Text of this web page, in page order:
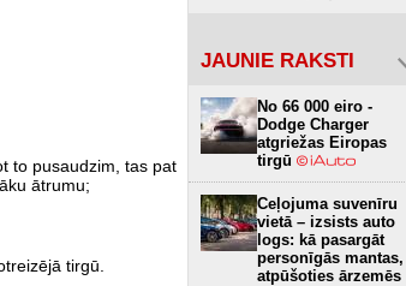
to pusaudzim, tas pat
ātrumu;
tirgū.
JAUNIE RAKSTI
No 66 000 eiro -
Dodge Charger
atgriežas Eiropas
tirgū
Ceļojuma suvenīru
vietā – izsists auto
logs: kā pasargāt
personīgās mantas,
atpūšoties ārzemēs